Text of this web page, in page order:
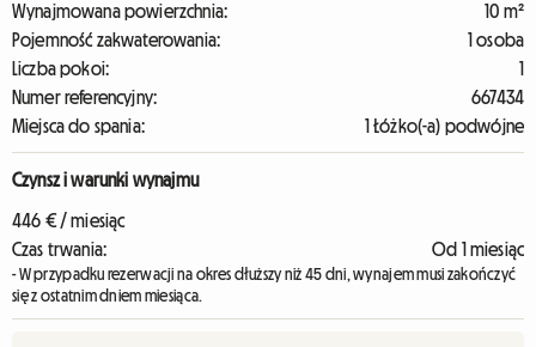
Wynajmowana powierzchnia:
10 m²
Pojemność zakwaterowania:
1 osoba
Liczba pokoi:
1
Numer referencyjny:
667434
Miejsca do spania:
1 Łóżko(-a) podwójne
Czynsz i warunki wynajmu
446 € / miesiąc
Czas trwania:
Od 1 miesiąc
- W przypadku rezerwacji na okres dłuższy niż 45 dni, wynajem musi zakończyć
się z ostatnim dniem miesiąca.